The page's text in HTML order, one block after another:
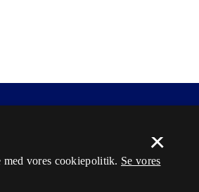
×
med vores cookiepolitik. Se vores